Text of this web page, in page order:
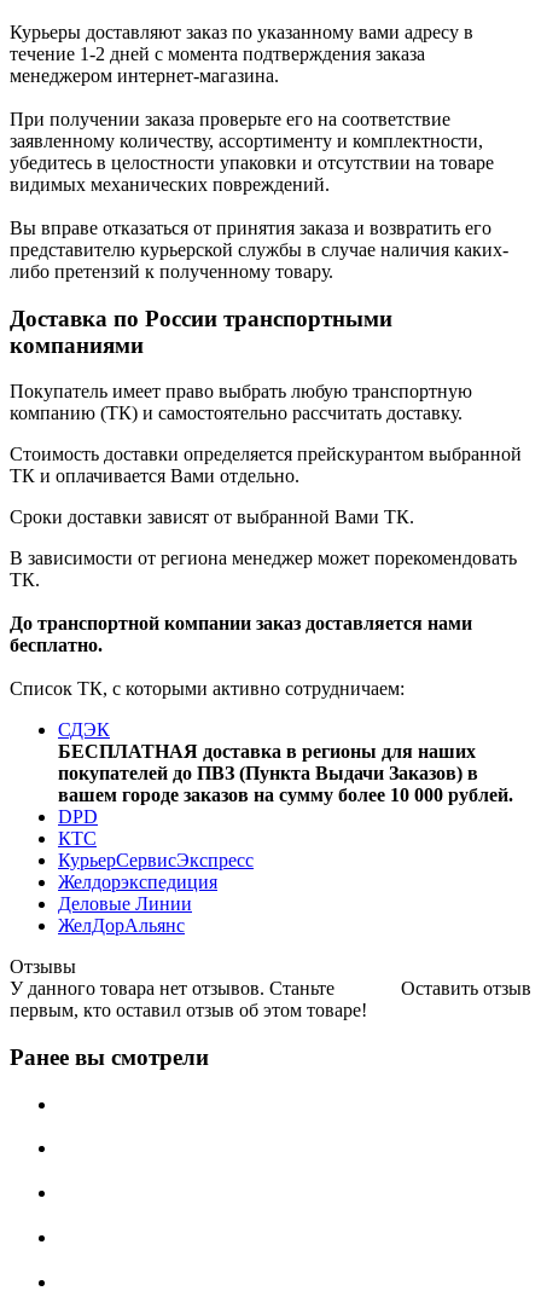
Курьеры доставляют заказ по указанному вами адресу в
течение 1-2 дней с момента подтверждения заказа
менеджером интернет-магазина.
При получении заказа проверьте его на соответствие
заявленному количеству, ассортименту и комплектности,
убедитесь в целостности упаковки и отсутствии на товаре
видимых механических повреждений.
Вы вправе отказаться от принятия заказа и возвратить его
представителю курьерской службы в случае наличия каких-
либо претензий к полученному товару.
Доставка по России транспортными
компаниями
Покупатель имеет право выбрать любую транспортную
компанию (ТК) и самостоятельно рассчитать доставку.
Стоимость доставки определяется прейскурантом выбранной
ТК и оплачивается Вами отдельно.
Сроки доставки зависят от выбранной Вами ТК.
В зависимости от региона менеджер может порекомендовать
ТК.
До транспортной компании заказ доставляется нами
бесплатно.
Список ТК, с которыми активно сотрудничаем:
СДЭК
БЕСПЛАТНАЯ доставка в регионы для наших
покупателей до ПВЗ (Пункта Выдачи Заказов) в
вашем городе заказов на сумму более 10 000 рублей.
DPD
КТС
КурьерСервисЭкспресс
Желдорэкспедиция
Деловые Линии
ЖелДорАльянс
Отзывы
Оставить отзыв
У данного товара нет отзывов. Станьте
первым, кто оставил отзыв об этом товаре!
Ранее вы смотрели